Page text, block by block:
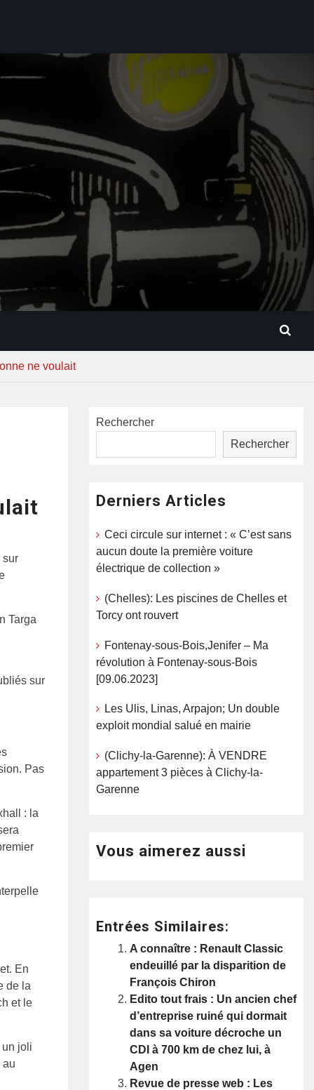
ne voulait
sur
Targa
sur
Pas
: la
En
de la
et le
un joli
au
Rechercher
Rechercher
Derniers Articles
Ceci circule sur internet : « C’est sans
aucun doute la première voiture
électrique de collection »
(Chelles): Les piscines de Chelles et
Torcy ont rouvert
Fontenay-sous-Bois,Jenifer – Ma
révolution à Fontenay-sous-Bois
[09.06.2023]
Les Ulis, Linas, Arpajon; Un double
exploit mondial salué en mairie
(Clichy-la-Garenne): À VENDRE
appartement 3 pièces à Clichy-la-
Garenne
Vous aimerez aussi
Entrées Similaires:
A connaître : Renault Classic
endeuillé par la disparition de
François Chiron
Edito tout frais : Un ancien chef
d’entreprise ruiné qui dormait
dans sa voiture décroche un
CDI à 700 km de chez lui, à
Agen
Revue de presse web : Les